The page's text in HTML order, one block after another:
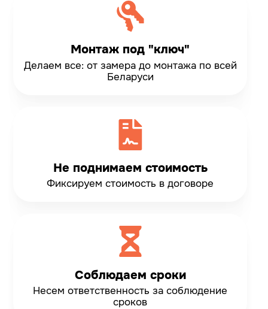
Монтаж под "ключ"
Делаем все: от замера до монтажа по всей
Беларуси
Не поднимаем стоимость
Фиксируем стоимость в договоре
Соблюдаем сроки
Несем ответственность за соблюдение
сроков